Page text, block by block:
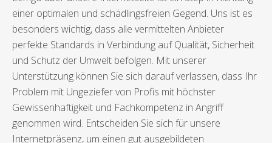
einer optimalen und schädlingsfreien Gegend. Uns ist es
besonders wichtig, dass alle vermittelten Anbieter
perfekte Standards in Verbindung auf Qualität, Sicherheit
und Schutz der Umwelt befolgen. Mit unserer
Unterstützung können Sie sich darauf verlassen, dass Ihr
Problem mit Ungeziefer von Profis mit höchster
Gewissenhaftigkeit und Fachkompetenz in Angriff
genommen wird. Entscheiden Sie sich für unsere
Internetpräsenz, um einen gut ausgebildeten